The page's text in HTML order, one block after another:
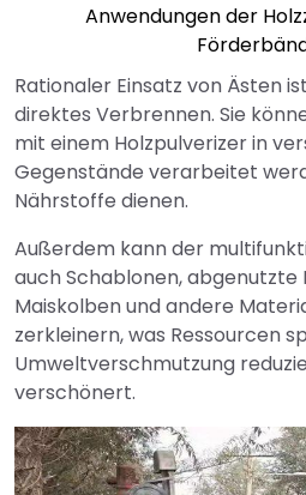
Anwendungen der
Rationaler Einsatz von Ästen
direktes Verbrennen. Sie
mit einem Holzpulverizer in
Gegenstände verarbeitet
Nährstoffe dienen.
Außerdem kann der
auch Schablonen, abgenutzte
Maiskolben und andere
zerkleinern, was Ressourcen
Umweltverschmutzung
verschönert.